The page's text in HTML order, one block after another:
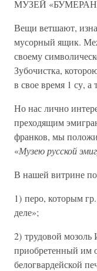
МУЗЕЙ
Вещи ветшают,
мусорный ящик.
своему
Зубочистка,
в свое время 1 су, а
Но нас лично
преходящим
франков, мы
«Музею русской
В нашей витрине
1) перо, которым
деле»;
2) трудовой
приобретенный им
белогвардейской